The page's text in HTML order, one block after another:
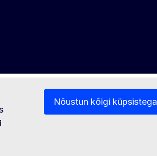
Nõustun kõigi küpsistega